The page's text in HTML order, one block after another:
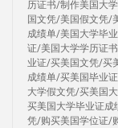
历证书/制作美国大
国文凭/美国假文凭/
成绩单/美国大学毕
证/美国大学学历证
业证/买美国文凭/买
成绩单/买美国毕业
大学假文凭/买美国
买美国大学毕业证
凭/购买美国学位证/